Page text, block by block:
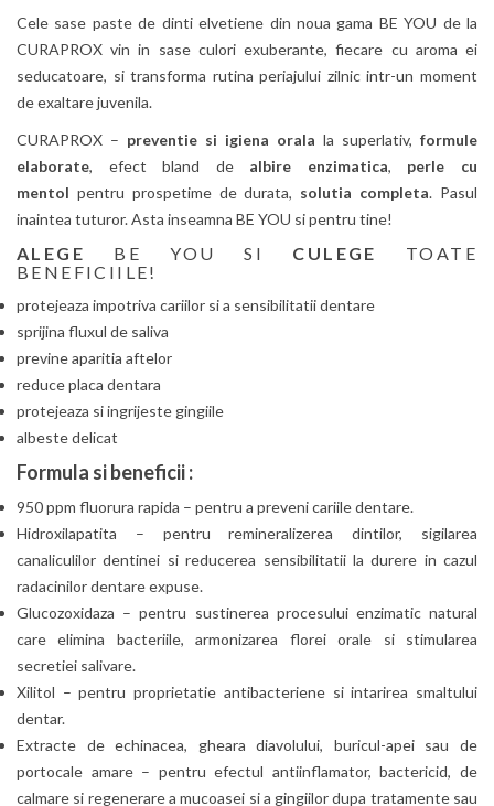
Cele sase paste de dinti elvetiene din noua gama BE YOU de la
CURAPROX vin in sase culori exuberante, fiecare cu aroma ei
seducatoare, si transforma rutina periajului zilnic intr-un moment
de exaltare juvenila.
CURAPROX – preventie si igiena orala la superlativ, formule
elaborate, efect bland de albire enzimatica, perle cu
mentol pentru prospetime de durata, solutia completa. Pasul
inaintea tuturor. Asta inseamna BE YOU si pentru tine!
ALEGE BE YOU SI CULEGE
TOATE
BENEFICIILE!
protejeaza impotriva cariilor si a sensibilitatii dentare
sprijina fluxul de saliva
previne aparitia aftelor
reduce placa dentara
protejeaza si ingrijeste gingiile
albeste delicat
Formula si beneficii :
950 ppm fluorura rapida – pentru a preveni cariile dentare.
Hidroxilapatita – pentru remineralizerea dintilor, sigilarea
canaliculilor dentinei si reducerea sensibilitatii la durere in cazul
radacinilor dentare expuse.
Glucozoxidaza – pentru sustinerea procesului enzimatic natural
care elimina bacteriile, armonizarea florei orale si stimularea
secretiei salivare.
Xilitol – pentru proprietatie antibacteriene si intarirea smaltului
dentar.
Extracte de echinacea, gheara diavolului, buricul-apei sau de
portocale amare – pentru efectul antiinflamator, bactericid, de
calmare si regenerare a mucoasei si a gingiilor dupa tratamente sau